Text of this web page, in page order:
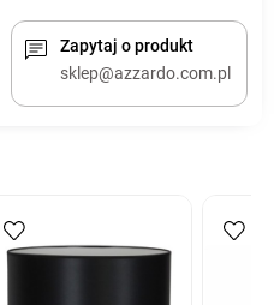
Zapytaj o produkt
sklep@azzardo.com.pl